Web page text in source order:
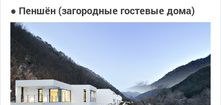
● Пеншён (загородные гостевые дома)